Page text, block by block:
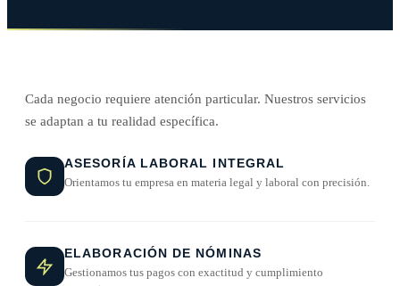
Cada negocio requiere atención particular. Nuestros servicios
se adaptan a tu realidad específica.
ASESORÍA LABORAL INTEGRAL
Orientamos tu empresa en materia legal y laboral con precisión.
ELABORACIÓN DE NÓMINAS
Gestionamos tus pagos con exactitud y cumplimiento